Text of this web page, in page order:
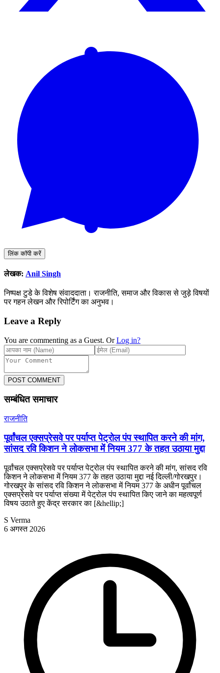
लिंक कॉपी करें
लेखक: Anil Singh
निष्पक्ष टुडे के विशेष संवाददाता। राजनीति, समाज और विकास से जुड़े विषयों
पर गहन लेखन और रिपोर्टिंग का अनुभव।
Leave a Reply
You are commenting as a Guest. Or Log in?
POST COMMENT
सम्बंधित समाचार
राजनीति
पूर्वांचल एक्सप्रेसवे पर पर्याप्त पेट्रोल पंप स्थापित करने की मांग,
सांसद रवि किशन ने लोकसभा में नियम 377 के तहत उठाया मुद्दा
पूर्वांचल एक्सप्रेसवे पर पर्याप्त पेट्रोल पंप स्थापित करने की मांग, सांसद रवि
किशन ने लोकसभा में नियम 377 के तहत उठाया मुद्दा नई दिल्ली/गोरखपुर।
गोरखपुर के सांसद रवि किशन ने लोकसभा में नियम 377 के अधीन पूर्वांचल
एक्सप्रेसवे पर पर्याप्त संख्या में पेट्रोल पंप स्थापित किए जाने का महत्वपूर्ण
विषय उठाते हुए केंद्र सरकार का [&hellip;]
S Verma
6 अगस्त 2026